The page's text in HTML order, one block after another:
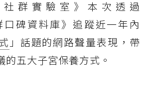
社群實驗室》本次透過
口碑資料庫》追蹤近一年內
」話題的網路聲量表現，帶
的五大子宮保養方式。